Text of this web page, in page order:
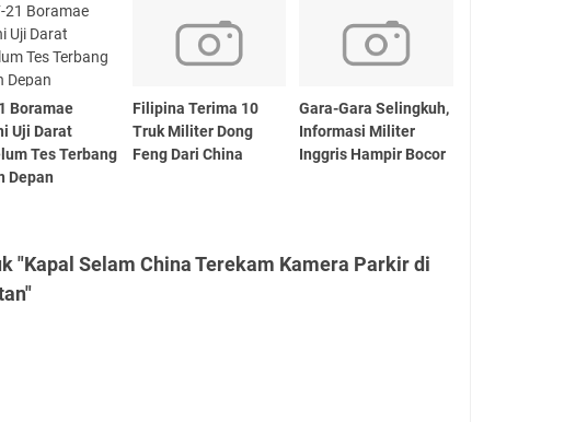
Boramae
Uji Darat
Tes Terbang
Depan
Filipina Terima 10
Truk Militer Dong
Feng Dari China
Gara-Gara Selingkuh,
Informasi Militer
Inggris Hampir Bocor
"Kapal Selam China Terekam Kamera Parkir di